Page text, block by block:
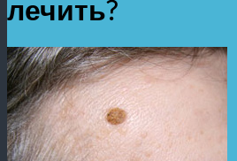
лечить?